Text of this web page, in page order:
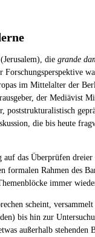
die grande
im Mittelalter der
der Mediävist
die bis heute
auf das Überprüfen
formalen Rahmen des
immer
scheint,
bis hin zur
außerhalb